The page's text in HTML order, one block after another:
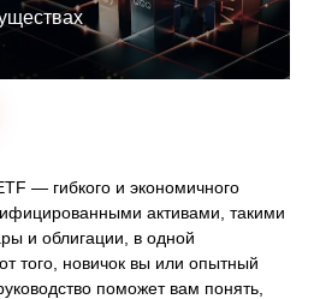
— гибкого и экономичного
активами, такими
и облигации, в одной
того, новичок вы или опытный
поможет вам понять,